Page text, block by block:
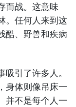
而战。这意味
。任何人来到这
酷、野兽和疾病
引了许多人。
身体则像吊床一
并不是每个人一